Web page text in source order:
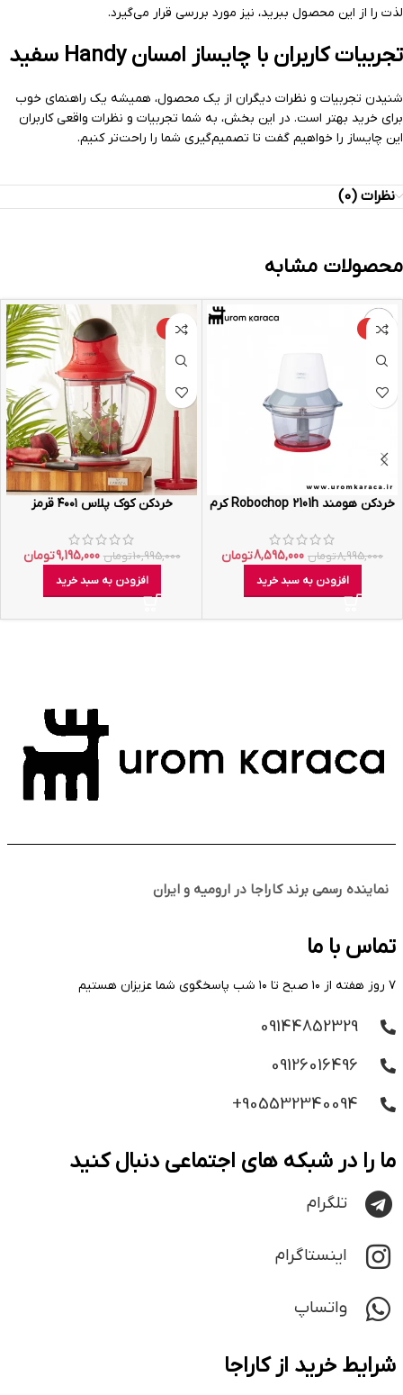
لذت را از این محصول ببرید، نیز مورد بررسی قرار می‌گیرد.
تجربیات کاربران با چایساز امسان Handy سفید
شنیدن تجربیات و نظرات دیگران از یک محصول، همیشه یک راهنمای خوب
برای خرید بهتر است. در این بخش، به شما تجربیات و نظرات واقعی کاربران
این چایساز را خواهیم گفت تا تصمیم‌گیری شما را راحت‌تر کنیم.
نظرات (0)
محصولات مشابه
-4%
خردکن هومند Robochop 2101h کرم
8,995,000تومان 8,595,000تومان
افزودن به سبد خرید
-16%
خردکن کوک پلاس ۴۰۰۱ قرمز
10,995,000تومان 9,195,000تومان
افزودن به سبد خرید
نماینده رسمی برند کاراجا در ارومیه و ایران
تماس با ما
۷ روز هفته از ۱۰ صبح تا ۱۰ شب پاسخگوی شما عزیزان هستیم
09144852329
09126016496
905532340094+
ما را در شبکه های اجتماعی دنبال کنید
تلگرام
اینستاگرام
واتساپ
شرایط خرید از کاراجا